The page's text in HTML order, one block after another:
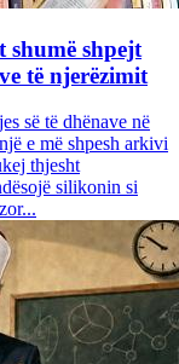
shpejt
të njerëzimit
së të dhënave në
e më shpesh arkivi
thjesht
silikonin si